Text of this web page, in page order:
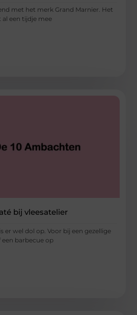
met het merk Grand Marnier. Het
een tijdje mee
bij vleesatelier
er wel dol op. Voor bij een gezellige
een barbecue op